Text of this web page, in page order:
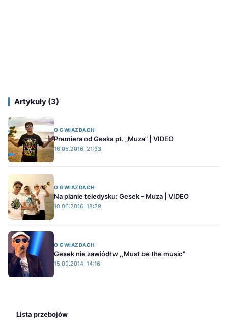
Artykuły (3)
O GWIAZDACH
Premiera od Geska pt. „Muza" | VIDEO
16.06.2016, 21:33
O GWIAZDACH
Na planie teledysku: Gesek - Muza | VIDEO
10.06.2016, 18:29
O GWIAZDACH
Gesek nie zawiódł w ,,Must be the music"
15.09.2014, 14:16
Lista przebojów